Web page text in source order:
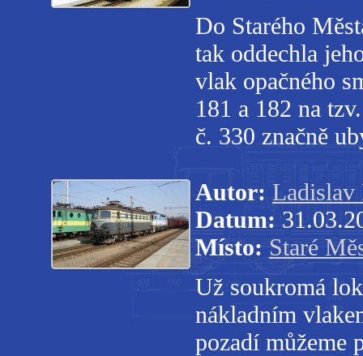
Do Starého
tak oddechla
vlak opačného
181 a 182 na
č. 330 značně
Autor:
Datum:
Místo: Staré
Už soukromá
nákladním
pozadí můžeme